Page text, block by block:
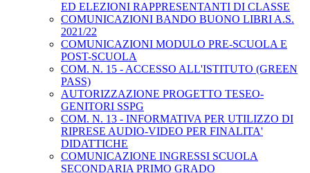
ED ELEZIONI RAPPRESENTANTI DI CLASSE
COMUNICAZIONI BANDO BUONO LIBRI A.S.
2021/22
COMUNICAZIONI MODULO PRE-SCUOLA E
POST-SCUOLA
COM. N. 15 - ACCESSO ALL'ISTITUTO (GREEN
PASS)
AUTORIZZAZIONE PROGETTO TESEO-
GENITORI SSPG
COM. N. 13 - INFORMATIVA PER UTILIZZO DI
RIPRESE AUDIO-VIDEO PER FINALITA'
DIDATTICHE
COMUNICAZIONE INGRESSI SCUOLA
SECONDARIA PRIMO GRADO